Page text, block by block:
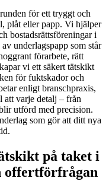
för ett tryggt och
plåt eller papp. Vi hjälper
bostadsrättsföreningar i
underlagspapp som står
förarbete, rätt
vi ett säkert tätskikt
för fuktskador och
enligt branschpraxis,
att varje detalj – från
utförd med precision.
som gör att ditt nya
på taket i
offertförfrågan